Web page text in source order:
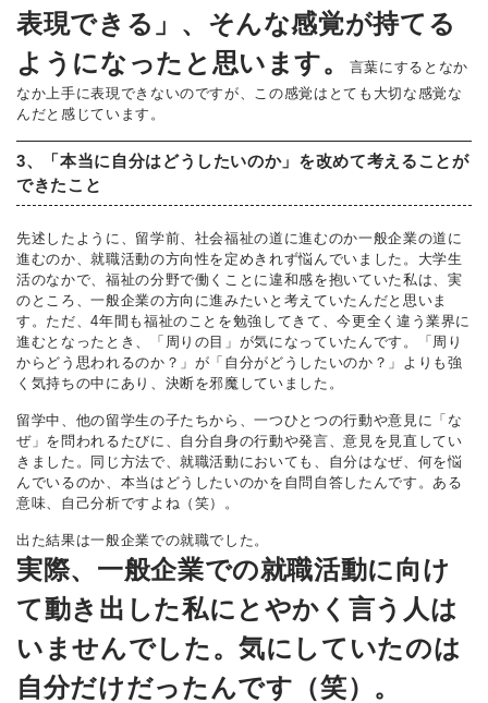
表現できる」、そんな感覚が持てる
ようになったと思います。
言葉にするとなか
なか上手に表現できないのですが、この感覚はとても大切な感覚な
んだと感じています。
3、「本当に自分はどうしたいのか」を改めて考えることが
できたこと
先述したように、留学前、社会福祉の道に進むのか一般企業の道に
進むのか、就職活動の方向性を定めきれず悩んでいました。大学生
活のなかで、福祉の分野で働くことに違和感を抱いていた私は、実
のところ、一般企業の方向に進みたいと考えていたんだと思いま
す。ただ、4年間も福祉のことを勉強してきて、今更全く違う業界に
進むとなったとき、「周りの目」が気になっていたんです。「周り
からどう思われるのか？」が「自分がどうしたいのか？」よりも強
く気持ちの中にあり、決断を邪魔していました。
留学中、他の留学生の子たちから、一つひとつの行動や意見に「な
ぜ」を問われるたびに、自分自身の行動や発言、意見を見直してい
きました。同じ方法で、就職活動においても、自分はなぜ、何を悩
んでいるのか、本当はどうしたいのかを自問自答したんです。ある
意味、自己分析ですよね（笑）。
出た結果は一般企業での就職でした。
実際、一般企業での就職活動に向け
て動き出した私にとやかく言う人は
いませんでした。気にしていたのは
自分だけだったんです（笑）。